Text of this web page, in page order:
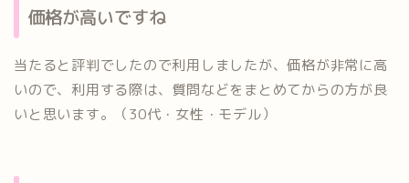
価格が高いですね
当たると評判でしたので利用しましたが、価格が非常に高
いので、利用する際は、質問などをまとめてからの方が良
いと思います。（30代・女性・モデル）